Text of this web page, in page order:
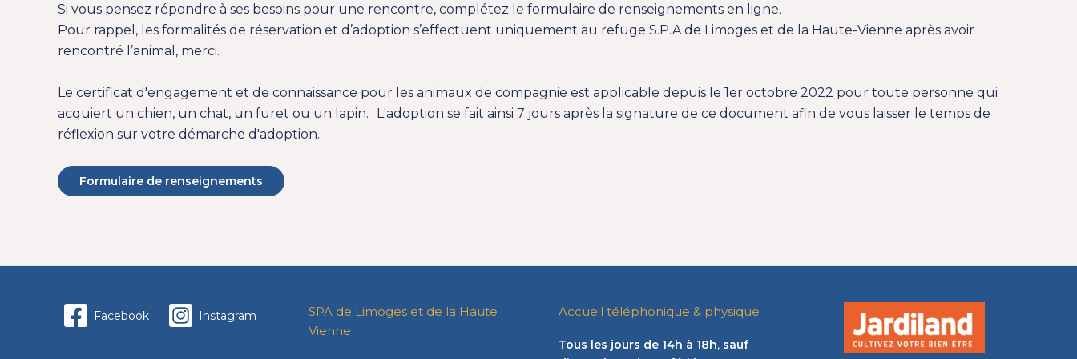
Si vous pensez répondre à ses besoins pour une rencontre, complétez le formulaire de renseignements en ligne.
Pour rappel, les formalités de réservation et d’adoption s’effectuent uniquement au refuge S.P.A de Limoges et de la Haute-Vienne après avoir
rencontré l’animal, merci.
Le certificat d'engagement et de connaissance pour les animaux de compagnie est applicable depuis le 1er octobre 2022 pour toute personne qui
acquiert un chien, un chat, un furet ou un lapin. L'adoption se fait ainsi 7 jours après la signature de ce document afin de vous laisser le temps de
réflexion sur votre démarche d'adoption.
Formulaire de renseignements
Facebook Instagram
SPA de Limoges et de la Haute
Vienne
Accueil téléphonique & physique
Tous les jours de 14h à 18h, sauf